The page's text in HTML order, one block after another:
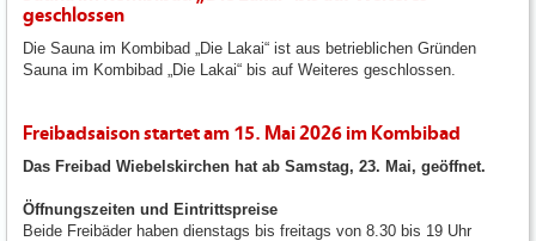
geschlossen
Die Sauna im Kombibad „Die Lakai“ ist aus betrieblichen Gründen
Sauna im Kombibad „Die Lakai“ bis auf Weiteres geschlossen.
Freibadsaison startet am 15. Mai 2026 im Kombibad
Das Freibad Wiebelskirchen hat ab Samstag, 23. Mai, geöffnet.
Öffnungszeiten und Eintrittspreise
Beide Freibäder haben dienstags bis freitags von 8.30 bis 19 Uhr